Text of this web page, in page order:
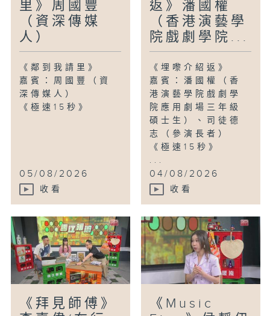
里》周國豐
（資深傳媒
人）
《鄰到我請里》
嘉賓：周國豐（資
深傳媒人）
《極速15秒》
05/08/2026
收看
返》潘國權
（香港演藝學
院戲劇學院...
《埋嚟介紹返》
嘉賓：潘國權（香
港演藝學院戲劇學
院應用劇場三年級
碩士生）、司徒德
志（參演長者）
《極速15秒》
...
04/08/2026
收看
《拜見師傅》
《Music